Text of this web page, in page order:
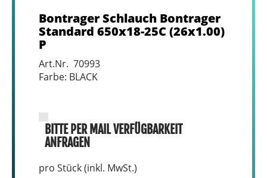
Bontrager Schlauch Bontrager
Standard 650x18-25C (26x1.00)
P
Art.Nr. 70993
Farbe: BLACK
BITTE PER MAIL VERFÜGBARKEIT
ANFRAGEN
pro Stück (inkl. MwSt.)